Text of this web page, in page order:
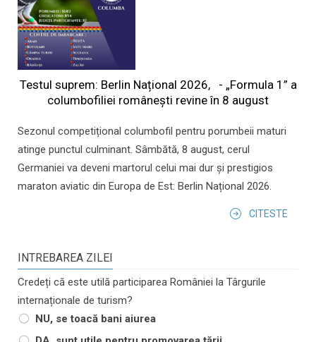
Testul suprem: Berlin Național 2026, - „Formula 1” a
columbofiliei româneşti revine în 8 august
Sezonul competițional columbofil pentru porumbeii maturi
atinge punctul culminant. Sâmbătă, 8 august, cerul
Germaniei va deveni martorul celui mai dur și prestigios
maraton aviatic din Europa de Est: Berlin Național 2026.
CITESTE
INTREBAREA ZILEI
Credeți că este utilă participarea României la Târgurile
internaționale de turism?
NU, se toacă bani aiurea